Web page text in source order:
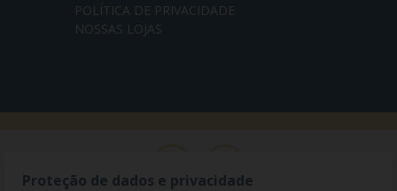
POLÍTICA DE PRIVACIDADE
NOSSAS LOJAS
Proteção de dados e privacidade